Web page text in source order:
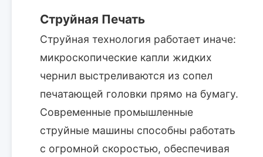
Струйная Печать
Струйная технология работает иначе:
микроскопические капли жидких
чернил выстреливаются из сопел
печатающей головки прямо на бумагу.
Современные промышленные
струйные машины способны работать
с огромной скоростью, обеспечивая